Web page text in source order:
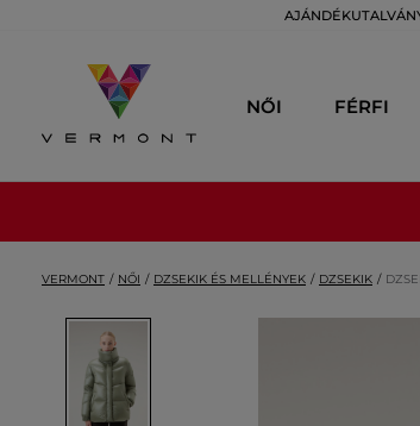
NŐI FÉRFI
VERMONT NŐI DZSEKIK ÉS MELLÉNYEK DZSEKIK